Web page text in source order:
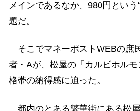
メインであるなか、980円という
題だ。
そこでマネーポストWEBの庶
者・Aが、松屋の「カルビホル
格帯の納得感に迫った。
都内のとある繁華街にある松屋